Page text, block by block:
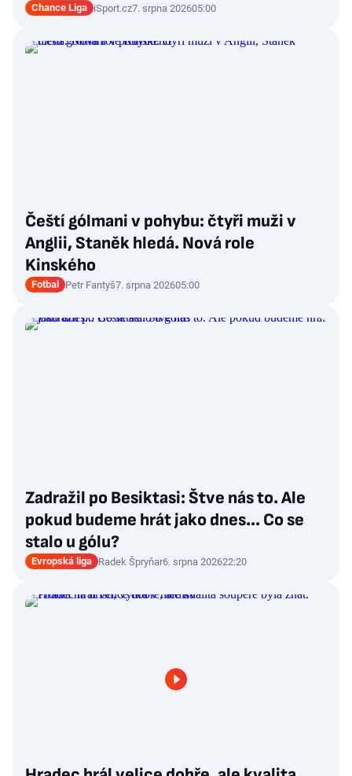
Chance Liga iSport.cz7. srpna 202605:00
Čeští gólmani v pohybu: čtyři muži v
Anglii, Staněk hledá. Nová role
Kinského
Fotbal Petr Fantyš7. srpna 202605:00
Zadražil po Besiktasi: Štve nás to. Ale
pokud budeme hrát jako dnes... Co se
stalo u gólu?
Evropská liga Radek Špryňar6. srpna 202622:20